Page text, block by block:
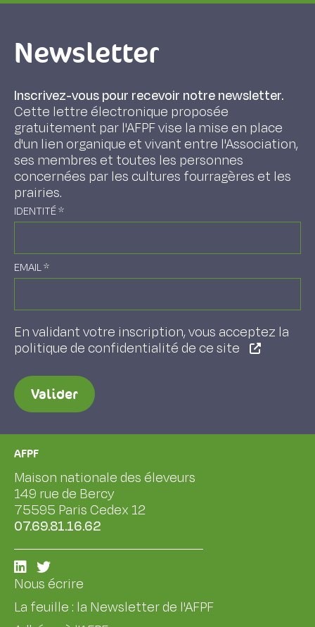
Newsletter
Inscrivez-vous pour recevoir notre newsletter.
Cette lettre électronique proposée
gratuitement par l'AFPF vise la mise en place
d'un lien organique et vivant entre l'Association,
ses membres et toutes les personnes
concernées par les cultures fourragères et les
prairies.
IDENTITÉ*
EMAIL*
En validant votre inscription, vous acceptez la
politique de confidentialité de ce site
Valider
AFPF
Maison nationale des éleveurs
149 rue de Bercy
75595 Paris Cedex 12
07.69.81.16.62
Nous écrire
La feuille : la Newsletter de l'AFPF